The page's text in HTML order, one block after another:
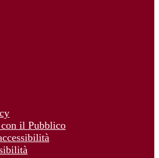
il Pubblico